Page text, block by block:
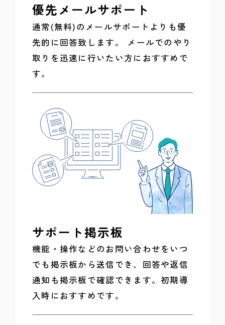
優先メールサポート
通常(無料)のメールサポートよりも優
先的に回答致します。 メールでのやり
取りを迅速に行いたい方におすすめで
す。
サポート掲示板
機能・操作などのお問い合わせをいつ
でも掲示板から送信でき、回答や返信
通知も掲示板で確認できます。初期導
入時におすすめです。